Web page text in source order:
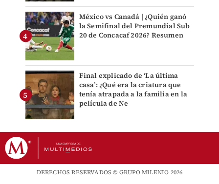
México vs Canadá | ¿Quién ganó
la Semifinal del Premundial Sub
20 de Concacaf 2026? Resumen
Final explicado de ‘La última
casa’: ¿Qué era la criatura que
tenía atrapada a la familia en la
película de Ne
DERECHOS RESERVADOS © GRUPO MILENIO 2026